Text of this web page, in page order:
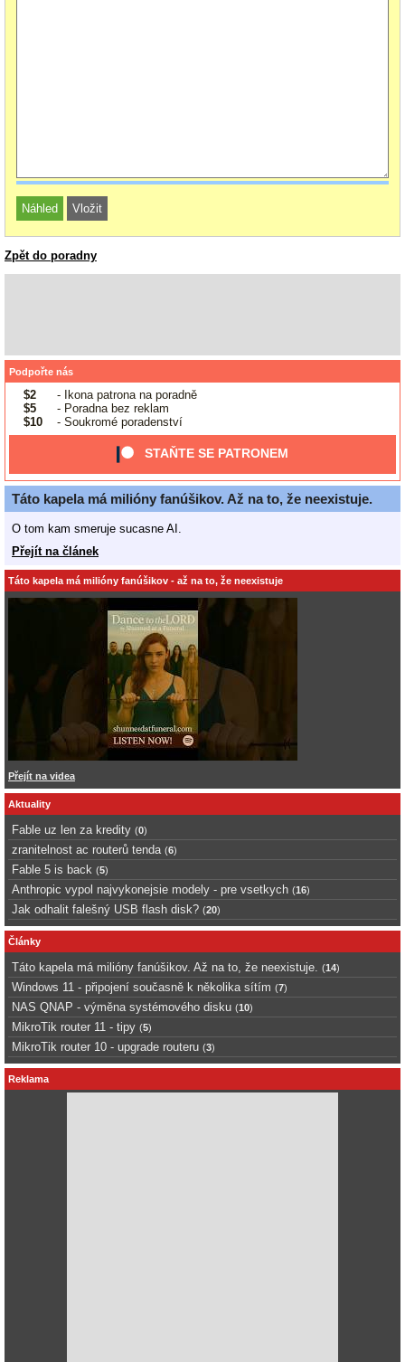
Zpět do poradny
Podpořte nás
$2
- Ikona patrona na poradně
$5
- Poradna bez reklam
$10
- Soukromé poradenství
STAŇTE SE PATRONEM
Táto kapela má milióny fanúšikov. Až na to, že neexistuje.
O tom kam smeruje sucasne AI.
Přejít na článek
Táto kapela má milióny fanúšikov - až na to, že neexistuje
Přejít na videa
Aktuality
Fable uz len za kredity (0)
zranitelnost ac routerů tenda (6)
Fable 5 is back (5)
Anthropic vypol najvykonejsie modely - pre vsetkych (16)
Jak odhalit falešný USB flash disk? (20)
Články
Táto kapela má milióny fanúšikov. Až na to, že neexistuje. (14)
Windows 11 - připojení současně k několika sítím (7)
NAS QNAP - výměna systémového disku (10)
MikroTik router 11 - tipy (5)
MikroTik router 10 - upgrade routeru (3)
Reklama